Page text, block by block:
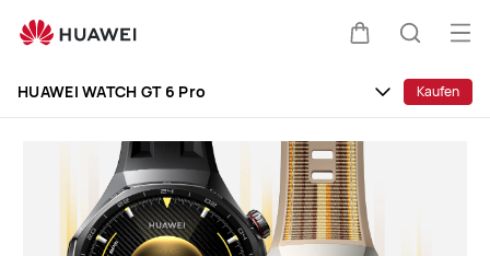
WATCH
HUAWEI WATCH GT 6 Pro Kaufen